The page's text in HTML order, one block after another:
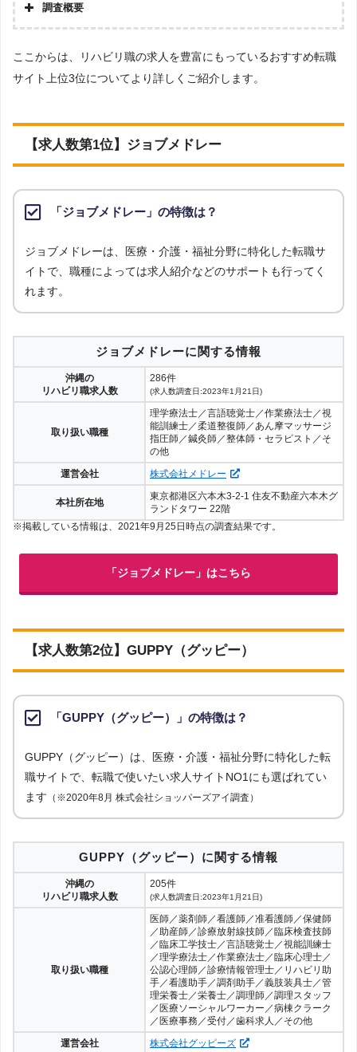
［解説2］転職エージェントは、自社が実際にコンタクトを取っている
企業の求人のみが掲載されているため、転職エージェントのチェックが
［解説3］転職エージェントも、複数の企業に同時応募できますが、転
イトでは自身で興味のある求人があればいくらでも自由に応募すること
ができます。
欲しいのか、企業の内情はどうなのかを理解しているため、より詳しい
［解説5］転職エージェントは、企業が欲しい人材と転職希望者が合致
している求人を紹介しているため、内定をもらいやすくなります。
調査概要
株式会社アドバンスフロー
調査対象とした転職サイトについて
調査対象とした求人について
調査日
求人数ランキング上部または下部に記載
ここからは、リハビリ職の求人を豊富にもっているおすすめ転職
サイト上位3位についてより詳しくご紹介します。
【求人数第1位】ジョブメドレー
「ジョブメドレー」の特徴は？
ジョブメドレーは、医療・介護・福祉分野に特化した転職サ
イトで、職種によっては求人紹介などのサポートも行ってく
れます。
ジョブメドレーに関する情報
沖縄の
リハビリ職求人数
286件
(求人数調査日:2023年1月21日)
取り扱い職種
理学療法士／言語聴覚士／作業療法士／視
能訓練士／柔道整復師／あん摩マッサージ
指圧師／鍼灸師／整体師・セラピスト／そ
の他
運営会社
株式会社メドレー
本社所在地
東京都港区六本木3-2-1 住友不動産六本木グ
ランドタワー 22階
※掲載している情報は、2021年9月25日時点の調査結果です。
「ジョブメドレー」はこちら
【求人数第2位】GUPPY（グッピー）
「GUPPY（グッピー）」の特徴は？
GUPPY（グッピー）は、医療・介護・福祉分野に特化した転
職サイトで、転職で使いたい求人サイトNO1にも選ばれてい
ます （※2020年8月 株式会社ショッパーズアイ調査）
GUPPY（グッピー）に関する情報
沖縄の
リハビリ職求人数
205件
(求人数調査日:2023年1月21日)
取り扱い職種
医師／薬剤師／看護師／准看護師／保健師
／助産師／診療放射線技師／臨床検査技師
／臨床工学技士／言語聴覚士／視能訓練士
／理学療法士／作業療法士／臨床心理士／
公認心理師／診療情報管理士／リハビリ助
手／看護助手／調剤助手／義肢装具士／管
理栄養士／栄養士／調理師／調理スタッフ
／医療ソーシャルワーカー／病棟クラーク
／医療事務／受付／歯科求人／その他
運営会社
株式会社グッピーズ